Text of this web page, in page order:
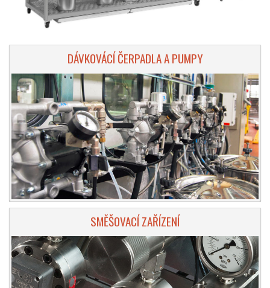
DÁVKOVÁCÍ ČERPADLA A PUMPY
SMĚŠOVACÍ ZAŘÍZENÍ